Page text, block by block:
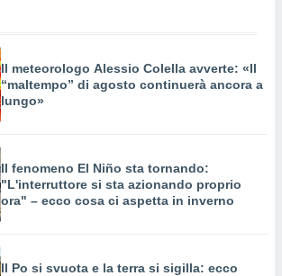
Il meteorologo Alessio Colella avverte: «Il
“maltempo” di agosto continuerà ancora a
lungo»
Il fenomeno El Niño sta tornando:
"L'interruttore si sta azionando proprio
ora" – ecco cosa ci aspetta in inverno
Il Po si svuota e la terra si sigilla: ecco